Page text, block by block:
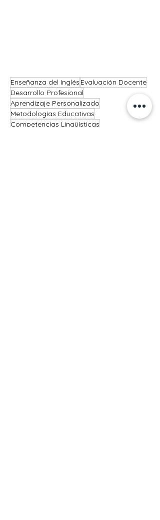
Enseñanza del Inglés Evaluación Docente
Desarrollo Profesional
Aprendizaje Personalizado
Metodologías Educativas
Competencias Lingüísticas